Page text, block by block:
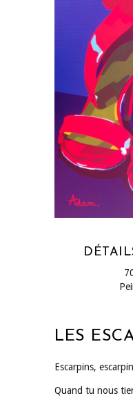
LES
Escarpins,
Quand tu nous